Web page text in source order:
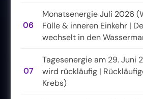
06
Monatsenergie Juli 2026
Fülle & inneren Einkehr |
wechselt in den
07
Tagesenergie am 29. Juni
wird rückläufig |
Krebs)